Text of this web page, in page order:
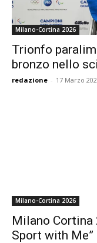
Milano-Cortina 2026
Trionfo
bronzo nello
redazione - 17 Marzo
Milano-Cortina 2026
Milano Cortina
Sport with Me”